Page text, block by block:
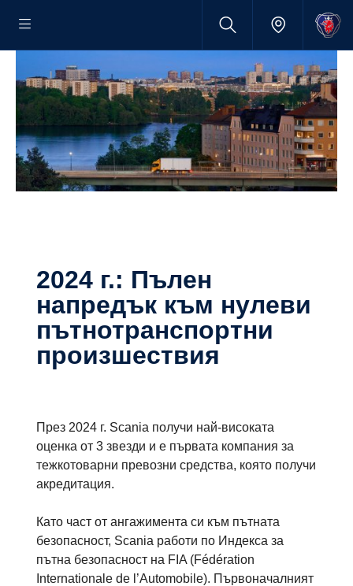
2024 г.: Пълен
напредък към нулеви
пътнотранспортни
произшествия
През 2024 г. Scania получи най-високата
оценка от 3 звезди и е първата компания за
тежкотоварни превозни средства, която получи
акредитация.
Като част от ангажимента си към пътната
безопасност, Scania работи по Индекса за
пътна безопасност на FIA (Fédération
Internationale de l’Automobile). Първоначалният